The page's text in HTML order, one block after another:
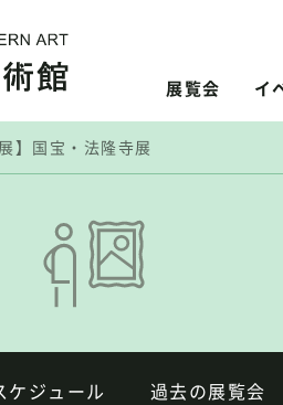
展覧会 イ
展】国宝・法隆寺展
ケジュール 過去の展覧会